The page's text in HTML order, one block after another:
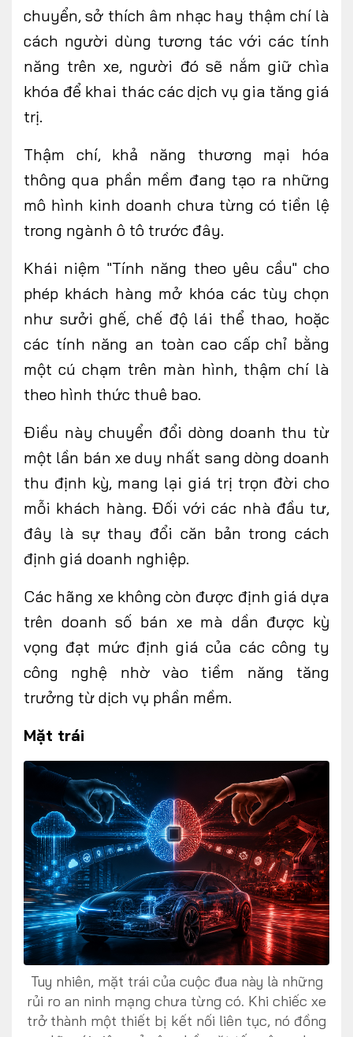
chuyển, sở thích âm nhạc hay thậm chí là
cách người dùng tương tác với các tính
năng trên xe, người đó sẽ nắm giữ chìa
khóa để khai thác các dịch vụ gia tăng giá
trị.
Thậm chí, khả năng thương mại hóa
thông qua phần mềm đang tạo ra những
mô hình kinh doanh chưa từng có tiền lệ
trong ngành ô tô trước đây.
Khái niệm "Tính năng theo yêu cầu" cho
phép khách hàng mở khóa các tùy chọn
như sưởi ghế, chế độ lái thể thao, hoặc
các tính năng an toàn cao cấp chỉ bằng
một cú chạm trên màn hình, thậm chí là
theo hình thức thuê bao.
Điều này chuyển đổi dòng doanh thu từ
một lần bán xe duy nhất sang dòng doanh
thu định kỳ, mang lại giá trị trọn đời cho
mỗi khách hàng. Đối với các nhà đầu tư,
đây là sự thay đổi căn bản trong cách
định giá doanh nghiệp.
Các hãng xe không còn được định giá dựa
trên doanh số bán xe mà dần được kỳ
vọng đạt mức định giá của các công ty
công nghệ nhờ vào tiềm năng tăng
trưởng từ dịch vụ phần mềm.
Mặt trái
Tuy nhiên, mặt trái của cuộc đua này là những
rủi ro an ninh mạng chưa từng có. Khi chiếc xe
trở thành một thiết bị kết nối liên tục, nó đồng